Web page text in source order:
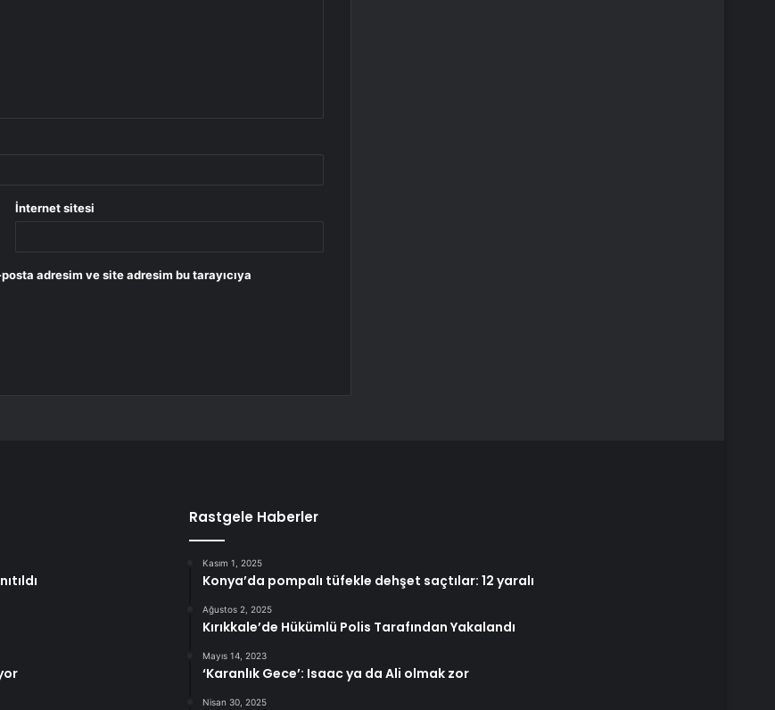
İnternet sitesi
adresim ve site adresim bu tarayıcıya
Rastgele Haberler
Kasım 1, 2025
Konya’da pompalı tüfekle dehşet saçtılar: 12 yaralı
Ağustos 2, 2025
Kırıkkale’de Hükümlü Polis Tarafından Yakalandı
Mayıs 14, 2023
‘Karanlık Gece’: Isaac ya da Ali olmak zor
Nisan 30, 2025